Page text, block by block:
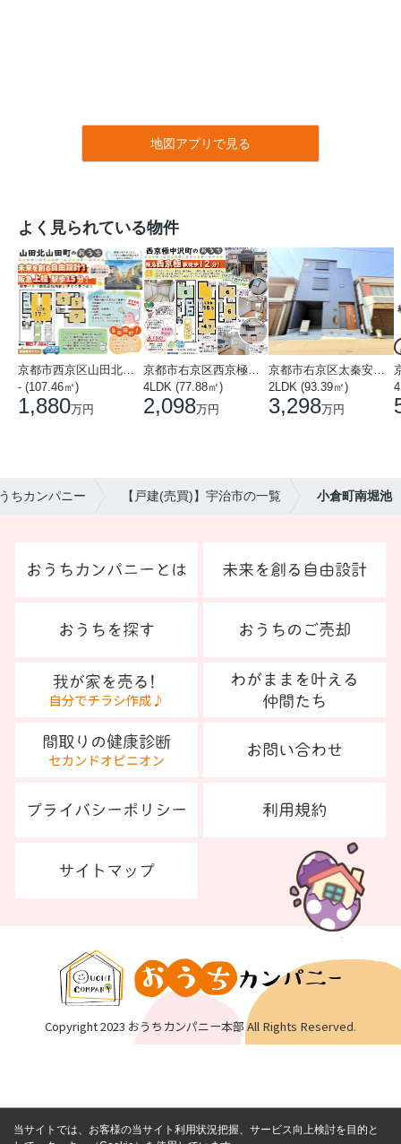
地図アプリで見る
よく見られている物件
- (107.46㎡)
1,880万円
4LDK (77.88㎡)
2,098万円
2LDK (93.39㎡)
3,298万円
ちカンパニー 【戸建(売買)】宇治市の一覧 小倉町南堀池
Copyright 2023 おうちカンパニー本部 All Rights Reserved.
当サイトでは、お客様の当サイト利用状況把握、サービス向上検討を目的と